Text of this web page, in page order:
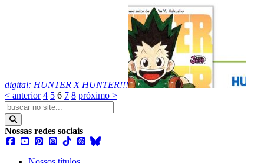
digital: HUNTER X HUNTER!!!
< anterior 4 5 6 7 8 próximo >
Nossas redes sociais